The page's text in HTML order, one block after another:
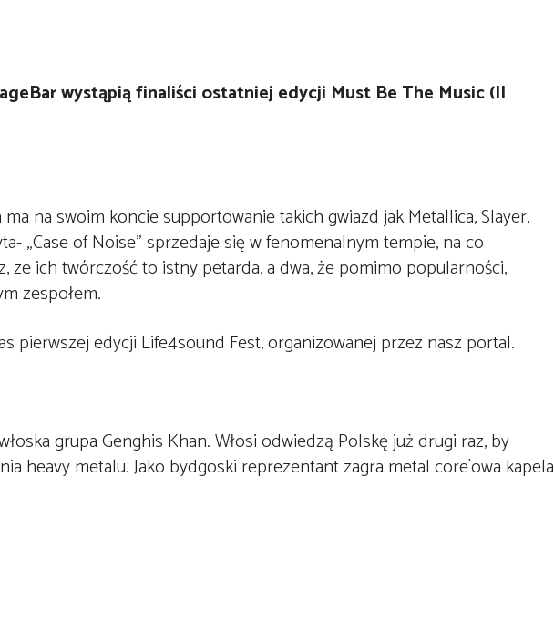
wystąpią finaliści ostatniej edycji Must Be The Music (II
na swoim koncie supportowanie takich gwiazd jak Metallica, Slayer,
„Case of Noise” sprzedaje się w fenomenalnym tempie, na co
ze ich twórczość to istny petarda, a dwa, że pomimo popularności,
zespołem.
pierwszej edycji Life4sound Fest, organizowanej przez nasz portal.
grupa Genghis Khan. Włosi odwiedzą Polskę już drugi raz, by
heavy metalu. Jako bydgoski reprezentant zagra metal core`owa kapela